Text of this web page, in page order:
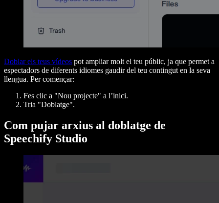
Doblar els teus vídeos pot ampliar molt el teu públic, ja que permet a
espectadors de diferents idiomes gaudir del teu contingut en la seva
llengua. Per començar:
Fes clic a "Nou projecte" a l’inici.
Tria "Doblatge".
Com pujar arxius al doblatge de
Speechify Studio